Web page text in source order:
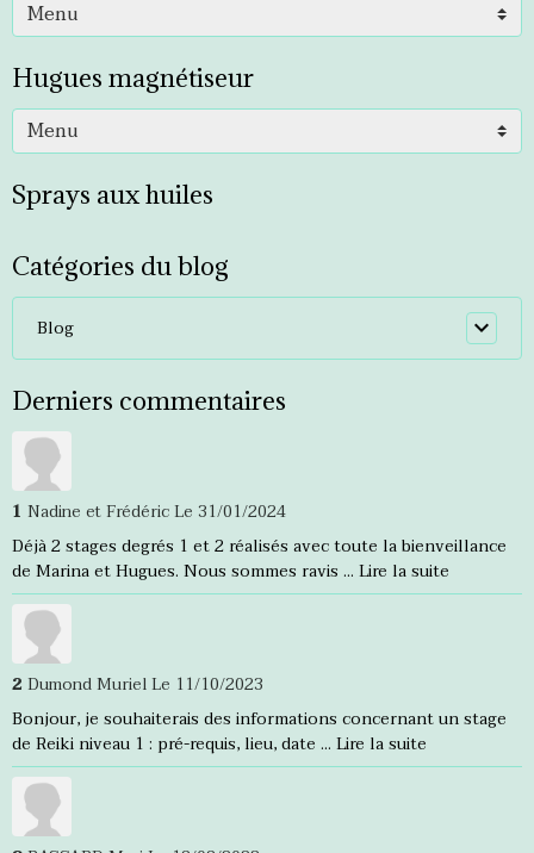
Hugues magnétiseur
Sprays aux huiles
Catégories du blog
Blog
Derniers commentaires
1 Nadine et FrédéricLe 31/01/2024
Déjà 2 stages degrés 1 et 2 réalisés avec toute la bienveillance
de Marina et Hugues. Nous sommes ravis ... Lire la suite
2 Dumond MurielLe 11/10/2023
Bonjour, je souhaiterais des informations concernant un stage
de Reiki niveau 1 : pré-requis, lieu, date ... Lire la suite